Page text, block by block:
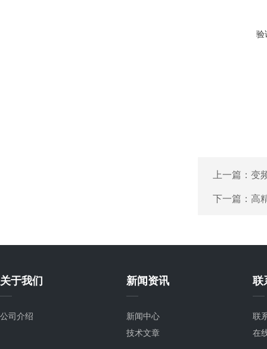
验
上一篇： 变
下一篇： 高
关于我们
公司介绍
新闻资讯
新闻中心
技术文章
联
联
在